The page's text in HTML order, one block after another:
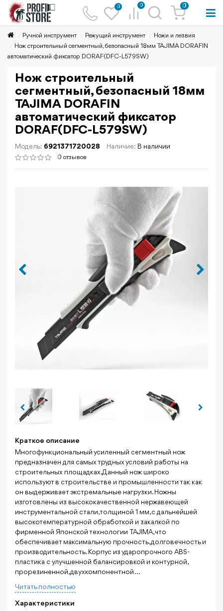
0 0 0
Ручной инструмент Режущий инструмент
Ножи и лезвия
Нож строительный сегментный, безопасный 18мм TAJIMA DORAFIN
автоматический фиксатор DORAF(DFC-L579SW)
Нож строительный
сегментный, безопасный 18мм
TAJIMA DORAFIN
автоматический фиксатор
DORAF(DFC-L579SW)
Модель: 6921371720028 Наличие: В наличии
0 отзывов
Краткое описание
Многофункциональный усиленный сегментный нож
предназначен для самых трудных условий работы на
строительных площадках. Данный нож широко
используют в строительстве и промышленности так как
он выдерживает экстремальные нагрузки. Ножны
изготовлены из высококачественной нержавеющей
инструментальной стали, толщиной 1 мм, с дальнейшей
высокотемпературной обработкой и закалкой по
фирменной Японской технологии TAJIMA, что
обеспечивает максимальную прочность, долговечность и
производительность. Корпус из ударопрочного ABS-
пластика c улучшенной балансировкой и контурной,
прорезиненной, двухкомпонентной ...
Читать полностью
Характеристики